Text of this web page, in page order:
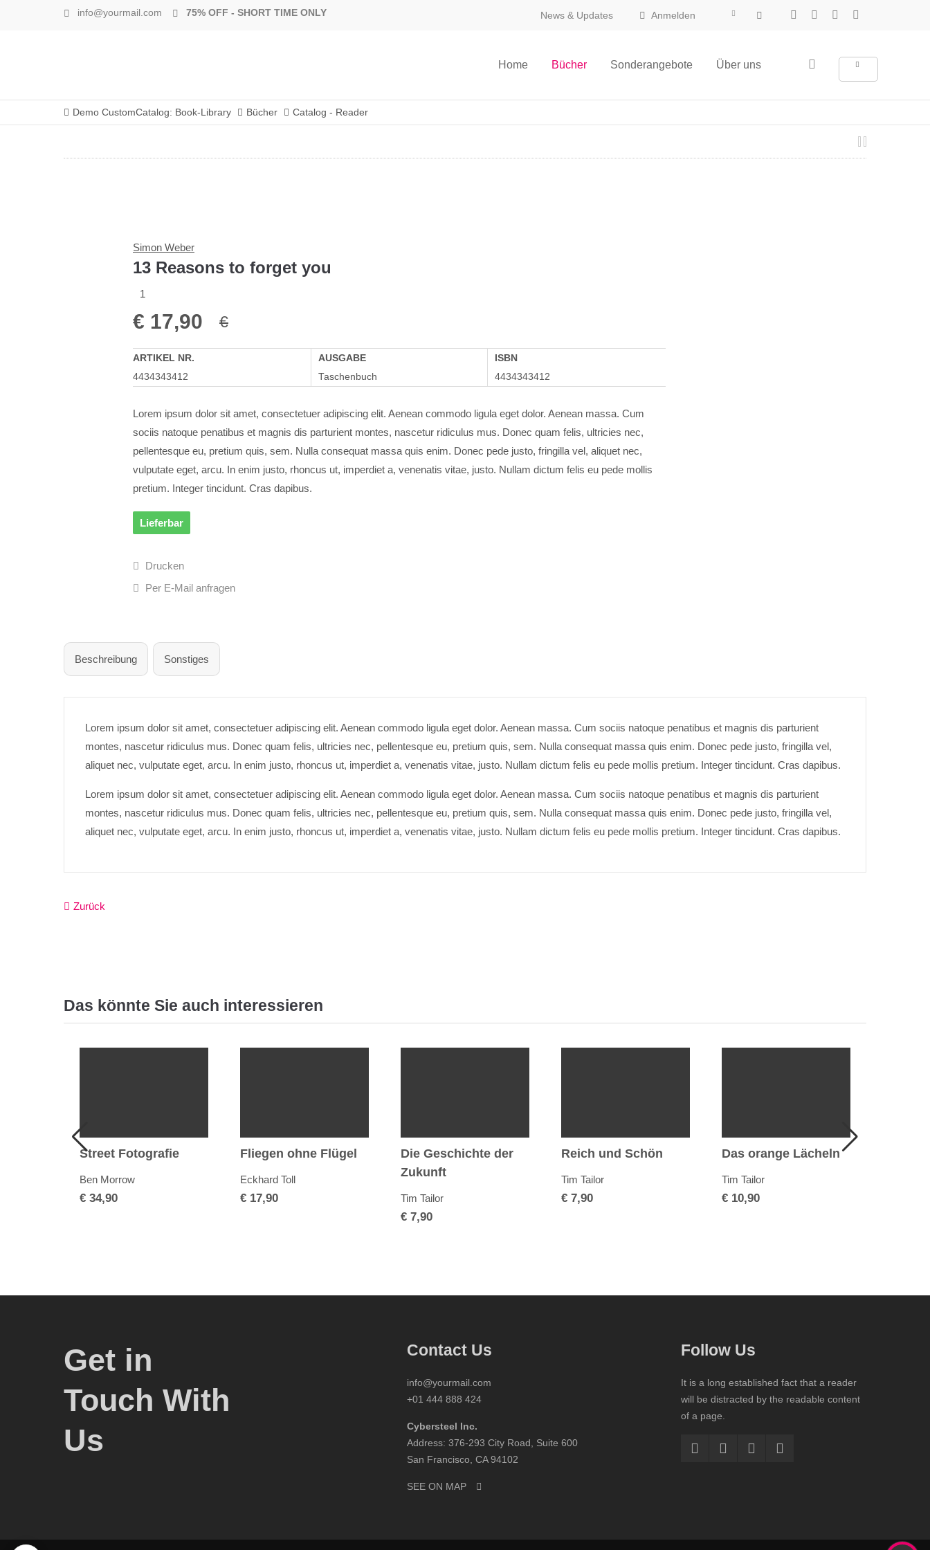
info@yourmail.com 75% OFF - SHORT TIME ONLY News & Updates Anmelden
Home Bücher Sonderangebote Über uns
Demo CustomCatalog: Book-Library Bücher Catalog - Reader
Simon Weber
13 Reasons to forget you
1
€ 17,90 €
ARTIKEL NR.
4434343412
AUSGABE
Taschenbuch
ISBN
4434343412
Lorem ipsum dolor sit amet, consectetuer adipiscing elit. Aenean commodo ligula eget dolor. Aenean massa. Cum
sociis natoque penatibus et magnis dis parturient montes, nascetur ridiculus mus. Donec quam felis, ultricies nec,
pellentesque eu, pretium quis, sem. Nulla consequat massa quis enim. Donec pede justo, fringilla vel, aliquet nec,
vulputate eget, arcu. In enim justo, rhoncus ut, imperdiet a, venenatis vitae, justo. Nullam dictum felis eu pede mollis
pretium. Integer tincidunt. Cras dapibus.
Lieferbar
Drucken
Per E-Mail anfragen
Beschreibung Sonstiges
Lorem ipsum dolor sit amet, consectetuer adipiscing elit. Aenean commodo ligula eget dolor. Aenean massa. Cum sociis natoque penatibus et magnis dis parturient
montes, nascetur ridiculus mus. Donec quam felis, ultricies nec, pellentesque eu, pretium quis, sem. Nulla consequat massa quis enim. Donec pede justo, fringilla vel,
aliquet nec, vulputate eget, arcu. In enim justo, rhoncus ut, imperdiet a, venenatis vitae, justo. Nullam dictum felis eu pede mollis pretium. Integer tincidunt. Cras dapibus.
Lorem ipsum dolor sit amet, consectetuer adipiscing elit. Aenean commodo ligula eget dolor. Aenean massa. Cum sociis natoque penatibus et magnis dis parturient
montes, nascetur ridiculus mus. Donec quam felis, ultricies nec, pellentesque eu, pretium quis, sem. Nulla consequat massa quis enim. Donec pede justo, fringilla vel,
aliquet nec, vulputate eget, arcu. In enim justo, rhoncus ut, imperdiet a, venenatis vitae, justo. Nullam dictum felis eu pede mollis pretium. Integer tincidunt. Cras dapibus.
Zurück
Das könnte Sie auch interessieren
Street Fotografie
Ben Morrow
€34,90
Fliegen ohne Flügel
Eckhard Toll
€ 17,90
Die Geschichte der
Zukunft
Tim Tailor
€7,90
Reich und Schön
Tim Tailor
€7,90
Das orange Lächeln
Tim Tailor
€ 10,90
Get in
Touch With
Us
Contact Us
info@yourmail.com
+01 444 888 424
Cybersteel Inc.
Address: 376-293 City Road, Suite 600
San Francisco, CA 94102
SEE ON MAP
Follow Us
It is a long established fact that a reader
will be distracted by the readable content
of a page.